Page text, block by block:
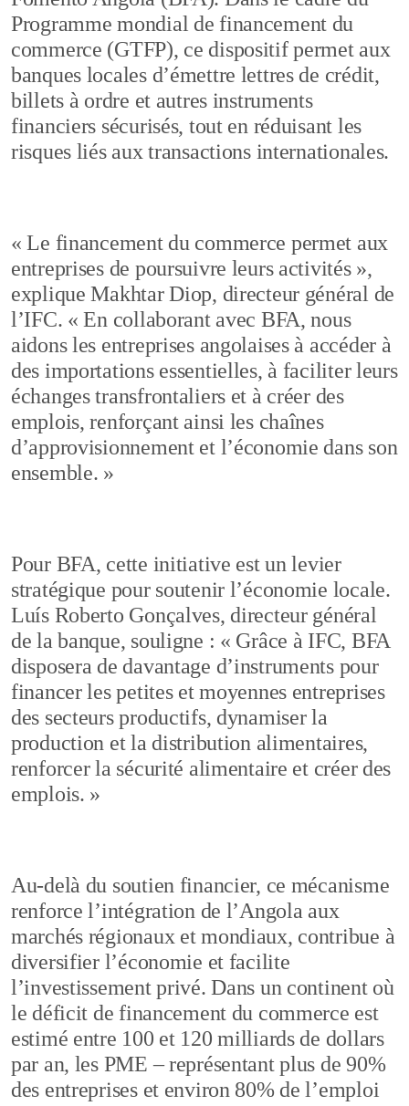
Programme mondial de financement du
commerce (GTFP), ce dispositif permet aux
banques locales d’émettre lettres de crédit,
billets à ordre et autres instruments
financiers sécurisés, tout en réduisant les
risques liés aux transactions internationales.
« Le financement du commerce permet aux
entreprises de poursuivre leurs activités »,
explique Makhtar Diop, directeur général de
l’IFC. « En collaborant avec BFA, nous
aidons les entreprises angolaises à accéder à
des importations essentielles, à faciliter leurs
échanges transfrontaliers et à créer des
emplois, renforçant ainsi les chaînes
d’approvisionnement et l’économie dans son
ensemble. »
Pour BFA, cette initiative est un levier
stratégique pour soutenir l’économie locale.
Luís Roberto Gonçalves, directeur général
de la banque, souligne : « Grâce à IFC, BFA
disposera de davantage d’instruments pour
financer les petites et moyennes entreprises
des secteurs productifs, dynamiser la
production et la distribution alimentaires,
renforcer la sécurité alimentaire et créer des
emplois. »
Au-delà du soutien financier, ce mécanisme
renforce l’intégration de l’Angola aux
marchés régionaux et mondiaux, contribue à
diversifier l’économie et facilite
l’investissement privé. Dans un continent où
le déficit de financement du commerce est
estimé entre 100 et 120 milliards de dollars
par an, les PME – représentant plus de 90%
des entreprises et environ 80% de l’emploi